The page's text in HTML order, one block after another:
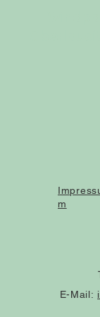
m
E-Mail: